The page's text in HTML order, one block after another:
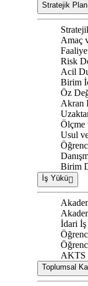
Stratejik
Amaç
Risk
Acil
Birim
Öz
Akran
Ölçme
Usul
Birim
İş Yükü
İdari
AKTS
Toplumsal